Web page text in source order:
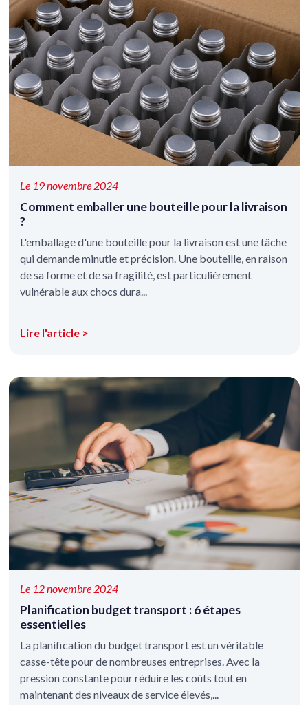
Le 19 novembre 2024
Comment emballer une bouteille pour la livraison
?
L'emballage d'une bouteille pour la livraison est une tâche
qui demande minutie et précision. Une bouteille, en raison
de sa forme et de sa fragilité, est particulièrement
vulnérable aux chocs dura...
Lire l'article >
Le 12 novembre 2024
Planification budget transport : 6 étapes
essentielles
La planification du budget transport est un véritable
casse-tête pour de nombreuses entreprises. Avec la
pression constante pour réduire les coûts tout en
maintenant des niveaux de service élevés,...